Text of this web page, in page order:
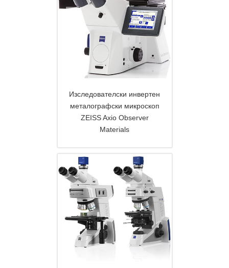
DETAILS
Изследователски инвертен
металографски микроскоп
ZEISS Axio Observer
Materials